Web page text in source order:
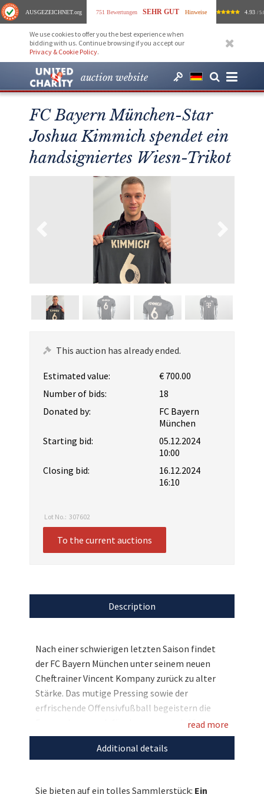
AUSGEZEICHNET.org 751 Bewertungen SEHR GUT Hinweise 4.93 /
We use cookies to offer you the best experience when
bidding with us. Continue browsing if you accept our
Privacy & Cookie Policy.
auction website
FC Bayern München-Star
Joshua Kimmich spendet ein
handsigniertes Wiesn-Trikot
This auction has already ended.
Estimated value:
€ 700.00
Number of bids:
18
Donated by:
FC Bayern
München
Starting bid:
05.12.2024
10:00
Closing bid:
16.12.2024
16:10
Lot No.: 307602
To the current auctions
Description
Nach einer schwierigen letzten Saison findet
der FC Bayern München unter seinem neuen
Cheftrainer Vincent Kompany zurück zu alter
Stärke. Das mutige Pressing sowie der
erfrischende Offensivfußball begeistern die
Fans und sorgen dafür, dass man nach 12
Spieltagen von der Tabellenspitze der
Bundesliga grüßt. Pünktlich zu Weihnachten
read more
Additional details
Sie bieten auf ein tolles Sammlerstück: Ein